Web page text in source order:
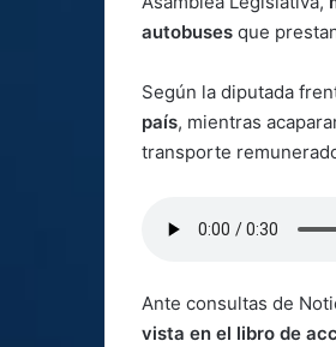
autobuses que
Según la diputada
país, mientras
transporte
Ante consultas de
vista en el libro de